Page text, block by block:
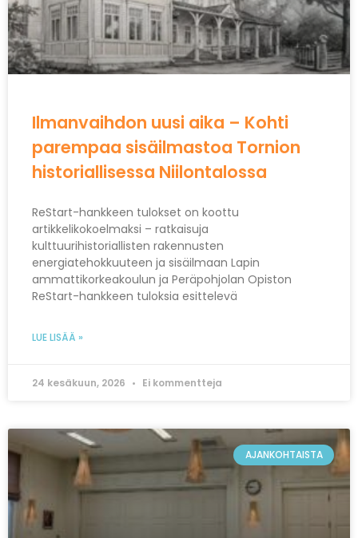
Ilmanvaihdon uusi aika – Kohti
parempaa sisäilmastoa Tornion
historiallisessa Niilontalossa
ReStart-hankkeen tulokset on koottu
artikkelikokoelmaksi – ratkaisuja
kulttuurihistoriallisten rakennusten
energiatehokkuuteen ja sisäilmaan Lapin
ammattikorkeakoulun ja Peräpohjolan Opiston
ReStart-hankkeen tuloksia esittelevä
LUE LISÄÄ »
24 kesäkuun, 2026 Ei kommentteja
AJANKOHTAISTA